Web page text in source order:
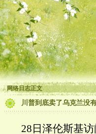
网络日志正文
川普到底卖了乌克兰没
28日泽伦斯基